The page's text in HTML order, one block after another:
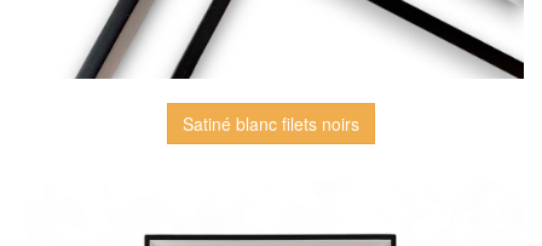
Satiné blanc filets noirs